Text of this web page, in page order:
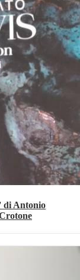
di Antonio